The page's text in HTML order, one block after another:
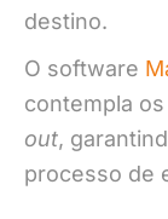
destino.
O software
contempla
out,
processo de